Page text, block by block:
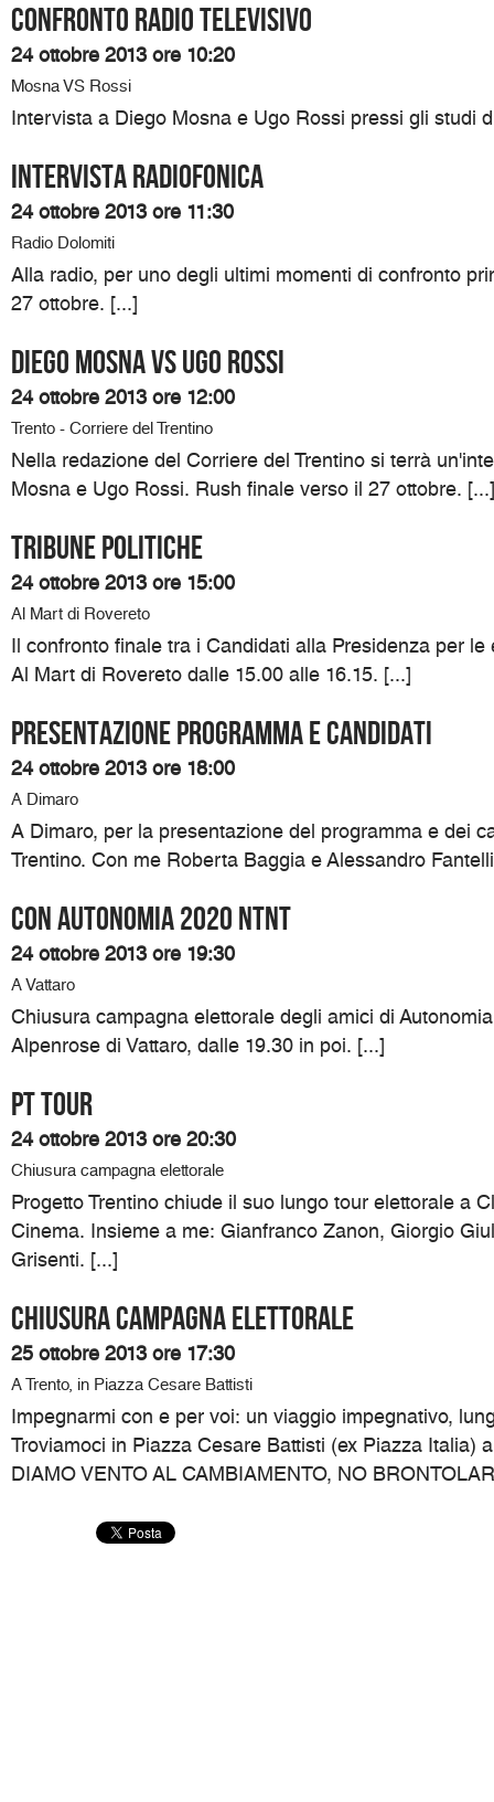
Confronto radio televisivo
24 ottobre 2013 ore 10:20
Mosna VS Rossi
Intervista a Diego Mosna e Ugo Rossi pressi gli studi
Intervista Radiofonica
24 ottobre 2013 ore 11:30
Radio Dolomiti
Alla radio, per uno degli ultimi momenti di confronto
27 ottobre. [...]
DIEGO MOSNA VS UGO ROSSI
24 ottobre 2013 ore 12:00
Trento - Corriere del Trentino
Nella redazione del Corriere del Trentino si terrà
Mosna e Ugo Rossi. Rush finale verso il 27 ottobre. [...]
TRIBUNE POLITICHE
24 ottobre 2013 ore 15:00
Al Mart di Rovereto
Il confronto finale tra i Candidati alla Presidenza per le
Al Mart di Rovereto dalle 15.00 alle 16.15. [...]
Presentazione programma e candidati
24 ottobre 2013 ore 18:00
A Dimaro
A Dimaro, per la presentazione del programma e dei
Trentino. Con me Roberta Baggia e Alessandro
Con Autonomia 2020 NTNT
24 ottobre 2013 ore 19:30
A Vattaro
Chiusura campagna elettorale degli amici di
Alpenrose di Vattaro, dalle 19.30 in poi. [...]
PT TOUR
24 ottobre 2013 ore 20:30
Chiusura campagna elettorale
Progetto Trentino chiude il suo lungo tour elettorale a
Cinema. Insieme a me: Gianfranco Zanon, Giorgio
Grisenti. [...]
Chiusura campagna elettorale
25 ottobre 2013 ore 17:30
A Trento, in Piazza Cesare Battisti
Impegnarmi con e per voi: un viaggio impegnativo,
Troviamoci in Piazza Cesare Battisti (ex Piazza Italia)
DIAMO VENTO AL CAMBIAMENTO, NO